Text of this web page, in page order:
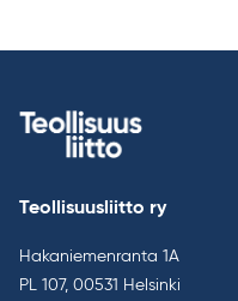
Teollisuusliitto ry
Hakaniemenranta 1A
PL 107, 00531 Helsinki